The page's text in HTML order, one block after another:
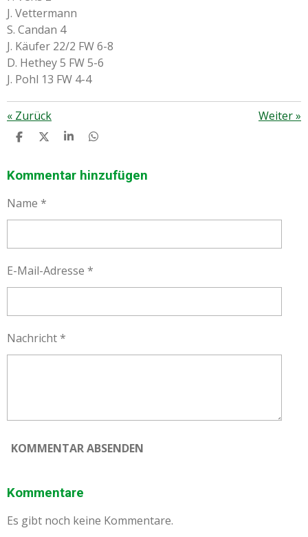
J. Vettermann
S. Candan 4
J. Käufer 22/2 FW 6-8
D. Hethey 5 FW 5-6
J. Pohl 13 FW 4-4
« Zurück Weiter»
T
L
T
L
T
L
T
L
Kommentar hinzufügen
Name *
E-Mail-Adresse *
Nachricht *
KOMMENTAR ABSENDEN
Kommentare
Es gibt noch keine Kommentare.